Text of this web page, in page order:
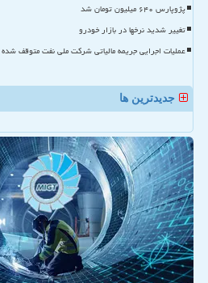
پژوپارس ۶۴۰ میلیون تومان شد
تغییر شدید نرخها در بازار خودرو
عملیات اجرایی جریمه مالیاتی شرکت ملی نفت متوقف
جدیدترین ها